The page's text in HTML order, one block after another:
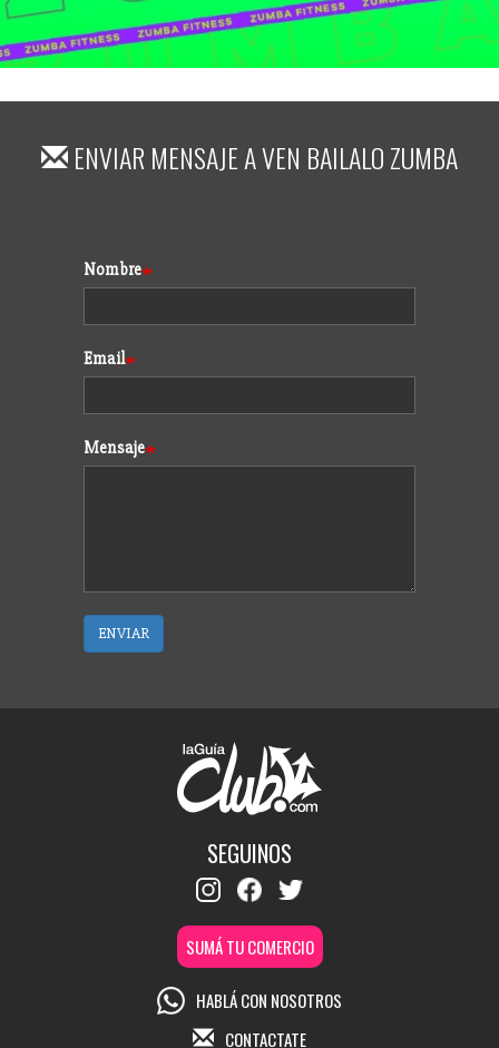
ENVIAR MENSAJE AVEN BAILALO ZUMBA
Formulario
Nombre
Email
Mensaje
ENVIAR
SEGUINOS
SUMÁ TU COMERCIO
HABLÁ CON NOSOTROS
CONTACTATE